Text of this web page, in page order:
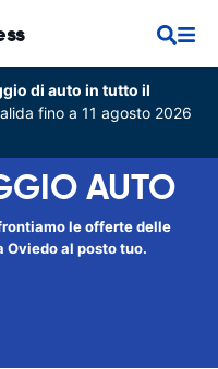
di auto in tutto il
fino a 11 agosto 2026
AUTO
le offerte delle
Oviedo al posto tuo.